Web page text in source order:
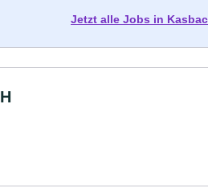
Jetzt alle Jobs in